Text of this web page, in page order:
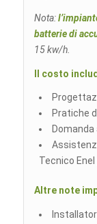
Nota:
batterie di
15 kw/h.
Il costo
Pratiche
Domanda
Tecnico
Altre note